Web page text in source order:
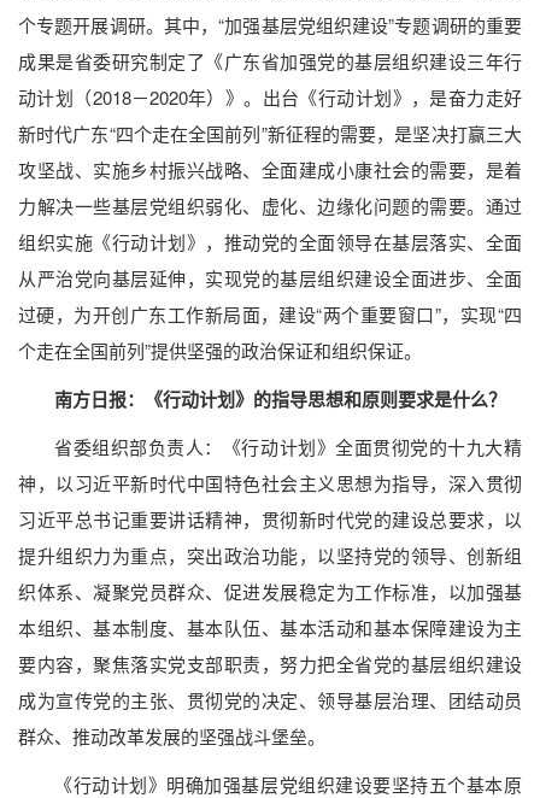
个专题开展调研。其中，“加强基层党组织建设”专题调研的重要
成果是省委研究制定了《广东省加强党的基层组织建设三年行
动计划（2018－2020年）》。出台《行动计划》，是奋力走好
新时代广东“四个走在全国前列”新征程的需要，是坚决打赢三大
攻坚战、实施乡村振兴战略、全面建成小康社会的需要，是着
力解决一些基层党组织弱化、虚化、边缘化问题的需要。通过
组织实施《行动计划》，推动党的全面领导在基层落实、全面
从严治党向基层延伸，实现党的基层组织建设全面进步、全面
过硬，为开创广东工作新局面，建设“两个重要窗口”，实现“四
个走在全国前列”提供坚强的政治保证和组织保证。
南方日报：《行动计划》的指导思想和原则要求是什么？
省委组织部负责人：《行动计划》全面贯彻党的十九大精
神，以习近平新时代中国特色社会主义思想为指导，深入贯彻
习近平总书记重要讲话精神，贯彻新时代党的建设总要求，以
提升组织力为重点，突出政治功能，以坚持党的领导、创新组
织体系、凝聚党员群众、促进发展稳定为工作标准，以加强基
本组织、基本制度、基本队伍、基本活动和基本保障建设为主
要内容，聚焦落实党支部职责，努力把全省党的基层组织建设
成为宣传党的主张、贯彻党的决定、领导基层治理、团结动员
群众、推动改革发展的坚强战斗堡垒。
《行动计划》明确加强基层党组织建设要坚持五个基本原